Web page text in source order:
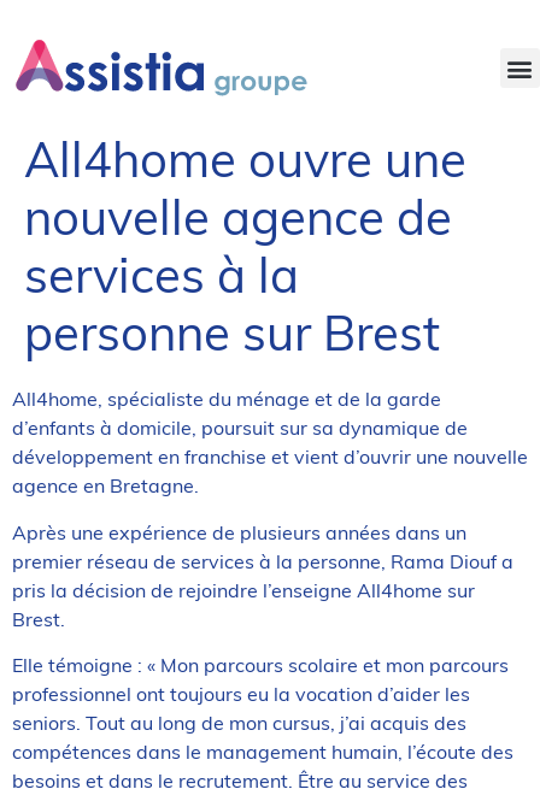
All4home ouvre une
nouvelle agence de
services à la
personne sur Brest
All4home, spécialiste du ménage et de la garde
d’enfants à domicile, poursuit sur sa dynamique de
développement en franchise et vient d’ouvrir une nouvelle
agence en Bretagne.
Après une expérience de plusieurs années dans un
premier réseau de services à la personne, Rama Diouf a
pris la décision de rejoindre l’enseigne All4home sur
Brest.
Elle témoigne : « Mon parcours scolaire et mon parcours
professionnel ont toujours eu la vocation d’aider les
seniors. Tout au long de mon cursus, j’ai acquis des
compétences dans le management humain, l’écoute des
besoins et dans le recrutement. Être au service des